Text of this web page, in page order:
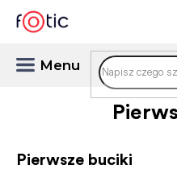
Pierwsze buciki